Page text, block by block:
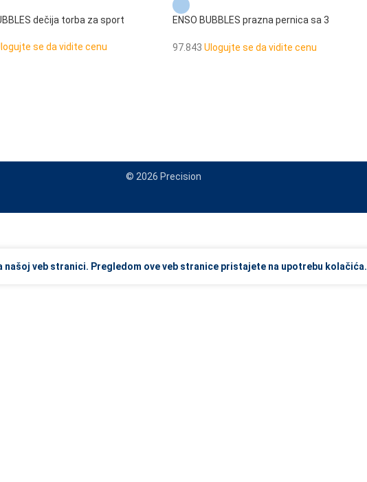
dečija torba za sport
se da vidite cenu
ENSO BUBBLES prazna pernica sa 3
97.843 Ulogujte se da vidite cenu
© 2026 Precision
veb stranici. Pregledom ove veb stranice pristajete na upotrebu kolačića.